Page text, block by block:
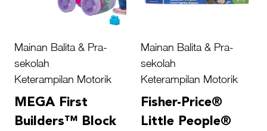
Mainan Balita & Pra-
sekolah
Keterampilan Motorik
MEGA First
Builders™ Block
Mainan Balita & Pra-
sekolah
Keterampilan Motorik
Fisher-Price®
Little People®